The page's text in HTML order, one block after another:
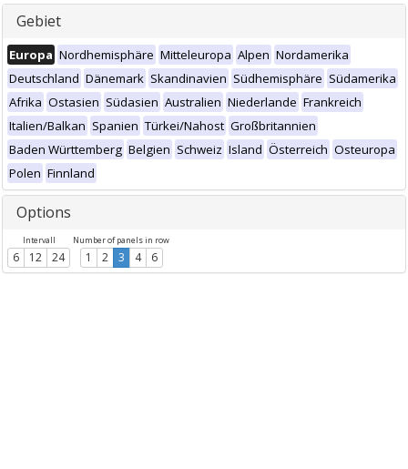
Gebiet
Europa Nordhemisphäre Mitteleuropa Alpen Nordamerika
Deutschland Dänemark Skandinavien Südhemisphäre Südamerika
Afrika Ostasien Südasien Australien Niederlande Frankreich
Italien/Balkan Spanien Türkei/Nahost Großbritannien
Baden Württemberg Belgien Schweiz Island Österreich Osteuropa
Polen Finnland
Options
Intervall
6 12 24
Number of panels in row
1 2 3 4 6